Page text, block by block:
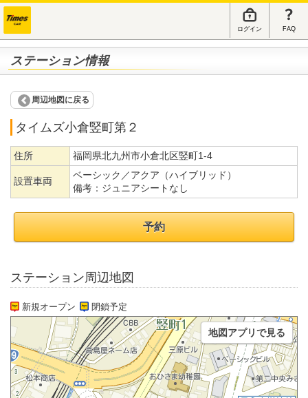
ログイン FAQ
ステーション情報
周辺地図に戻る
タイムズ小倉竪町第２
住所 福岡県北九州市小倉北区竪町1-4
設置車両
ベーシック／アクア（ハイブリッド）
備考： ジュニアシートなし
予約
ステーション周辺地図
新規オープン 閉鎖予定
地図アプリで見る